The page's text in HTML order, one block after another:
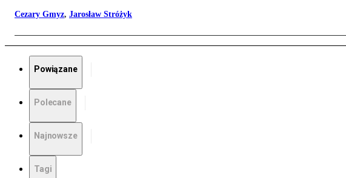
Cezary Gmyz, Jarosław Stróżyk
Powiązane
Polecane
Najnowsze
Tagi